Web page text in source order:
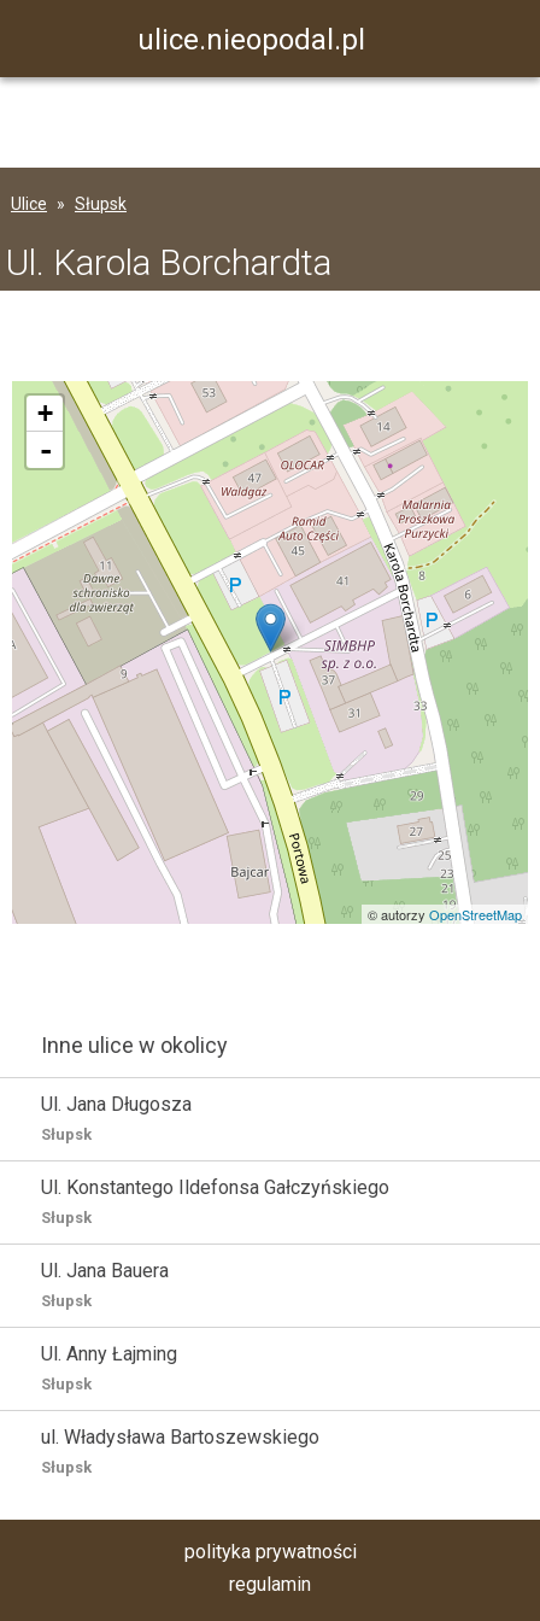
ulice.nieopodal.pl
Ulice Słupsk
Ul. Karola Borchardta
+
-
© autorzy OpenStreetMap
Inne ulice w okolicy
Ul. Jana Długosza
Słupsk
Ul. Konstantego Ildefonsa Gałczyńskiego
Słupsk
Ul. Jana Bauera
Słupsk
Ul. Anny Łajming
Słupsk
ul. Władysława Bartoszewskiego
Słupsk
polityka prywatności
regulamin